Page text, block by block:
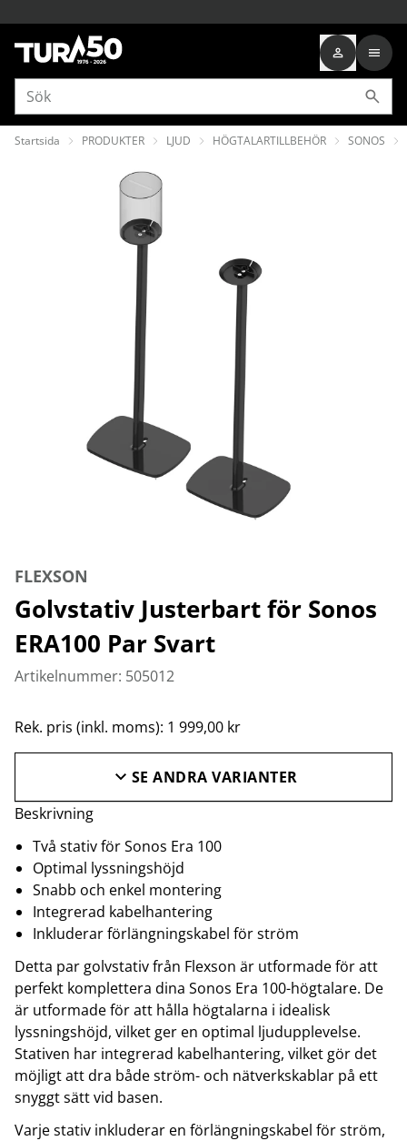
Startsida PRODUKTER LJUD HÖGTALARTILLBEHÖR SONOS
FLEXSON
Golvstativ Justerbart för Sonos
ERA100 Par Svart
Artikelnummer: 505012
Rek. pris (inkl. moms): 1 999,00 kr
SE ANDRA VARIANTER
Beskrivning
Två stativ för Sonos Era 100
Optimal lyssningshöjd
Snabb och enkel montering
Integrerad kabelhantering
Inkluderar förlängningskabel för ström
Detta par golvstativ från Flexson är utformade för att
perfekt komplettera dina Sonos Era 100-högtalare. De
är utformade för att hålla högtalarna i idealisk
lyssningshöjd, vilket ger en optimal ljudupplevelse.
Stativen har integrerad kabelhantering, vilket gör det
möjligt att dra både ström- och nätverkskablar på ett
snyggt sätt vid basen.
Varje stativ inkluderar en förlängningskabel för ström,